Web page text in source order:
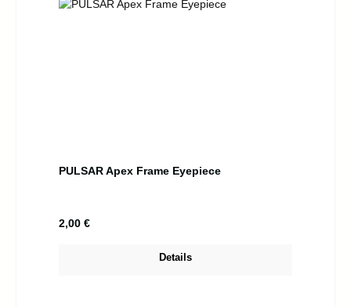
PULSAR Apex Frame Eyepiece
Regulärer Preis:
2,00 €
Details